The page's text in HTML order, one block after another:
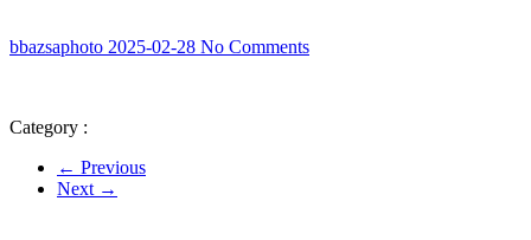
bbazsaphoto 2025-02-28 No Comments
Category :
← Previous
Next →